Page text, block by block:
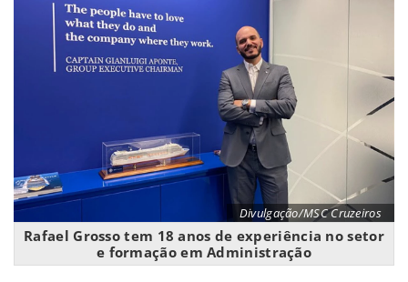
Divulgação/MSC Cruzeiros
Rafael Grosso tem 18 anos de experiência no setor
e formação em Administração